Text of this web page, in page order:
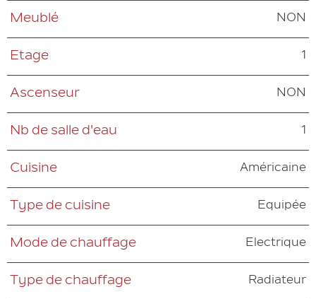
Meublé NON
Etage 1
Ascenseur NON
Nb de salle d'eau 1
Cuisine Américaine
Type de cuisine Equipée
Mode de chauffage Electrique
Type de chauffage Radiateur